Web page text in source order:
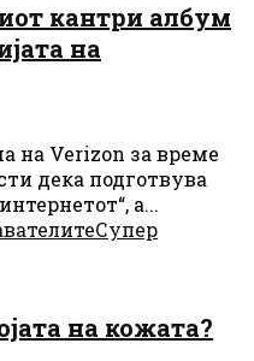
кантри албум
на
на Verizon за време
дека подготвува
а...
Супер
на кожата?